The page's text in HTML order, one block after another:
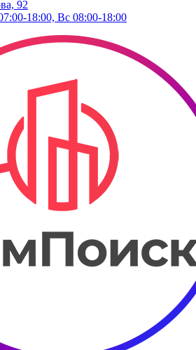
92
18:00, Вс 08:00-18:00